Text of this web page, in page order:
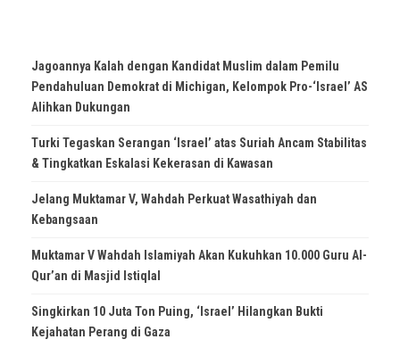
Jagoannya Kalah dengan Kandidat Muslim dalam Pemilu
Pendahuluan Demokrat di Michigan, Kelompok Pro-‘Israel’ AS
Alihkan Dukungan
Turki Tegaskan Serangan ‘Israel’ atas Suriah Ancam Stabilitas
& Tingkatkan Eskalasi Kekerasan di Kawasan
Jelang Muktamar V, Wahdah Perkuat Wasathiyah dan
Kebangsaan
Muktamar V Wahdah Islamiyah Akan Kukuhkan 10.000 Guru Al-
Qur’an di Masjid Istiqlal
Singkirkan 10 Juta Ton Puing, ‘Israel’ Hilangkan Bukti
Kejahatan Perang di Gaza